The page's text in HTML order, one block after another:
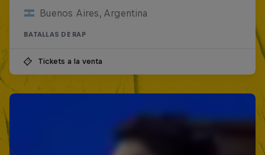
Buenos Aires, Argentina
BATALLAS DE RAP
Tickets a la venta